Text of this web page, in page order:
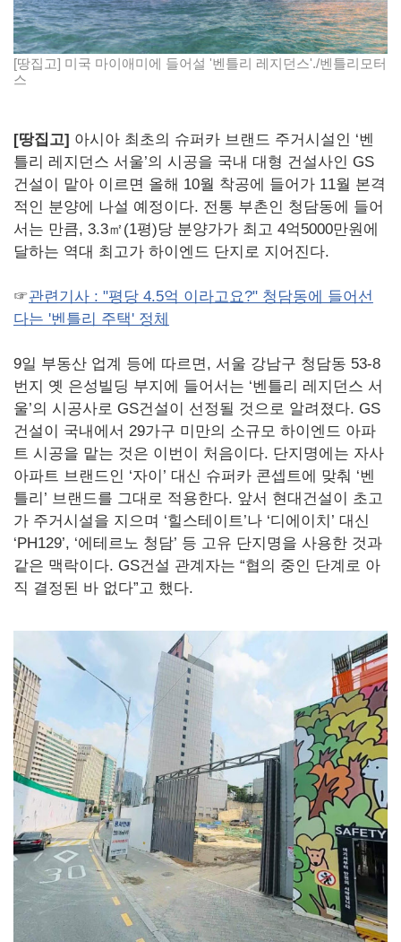
[땅집고] 미국 마이애미에 들어설 '벤틀리 레지던스'./벤틀리모터
스
[땅집고] 아시아 최초의 슈퍼카 브랜드 주거시설인 ‘벤
틀리 레지던스 서울’의 시공을 국내 대형 건설사인 GS
건설이 맡아 이르면 올해 10월 착공에 들어가 11월 본격
적인 분양에 나설 예정이다. 전통 부촌인 청담동에 들어
서는 만큼, 3.3㎡(1평)당 분양가가 최고 4억5000만원에
달하는 역대 최고가 하이엔드 단지로 지어진다.
☞관련기사 : "평당 4.5억 이라고요?" 청담동에 들어선
다는 '벤틀리 주택' 정체
9일 부동산 업계 등에 따르면, 서울 강남구 청담동 53-8
번지 옛 은성빌딩 부지에 들어서는 ‘벤틀리 레지던스 서
울’의 시공사로 GS건설이 선정될 것으로 알려졌다. GS
건설이 국내에서 29가구 미만의 소규모 하이엔드 아파
트 시공을 맡는 것은 이번이 처음이다. 단지명에는 자사
아파트 브랜드인 ‘자이’ 대신 슈퍼카 콘셉트에 맞춰 ‘벤
틀리’ 브랜드를 그대로 적용한다. 앞서 현대건설이 초고
가 주거시설을 지으며 ‘힐스테이트’나 ‘디에이치’ 대신
‘PH129’, ‘에테르노 청담’ 등 고유 단지명을 사용한 것과
같은 맥락이다. GS건설 관계자는 “협의 중인 단계로 아
직 결정된 바 없다”고 했다.